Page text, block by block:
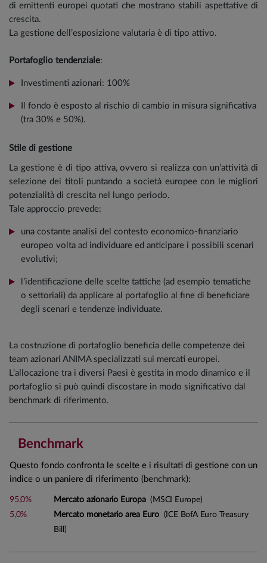
di emittenti europei quotati che mostrano stabili aspettative di
crescita.
La gestione dell’esposizione valutaria è di tipo attivo.
Portafoglio tendenziale:
Investimenti azionari: 100%
Il fondo è esposto al rischio di cambio in misura significativa
(tra 30% e 50%).
Stile di gestione
La gestione è di tipo attiva, ovvero si realizza con un’attività di
selezione dei titoli puntando a società europee con le migliori
potenzialità di crescita nel lungo periodo.
Tale approccio prevede:
una costante analisi del contesto economico-finanziario
europeo volta ad individuare ed anticipare i possibili scenari
evolutivi;
l’identificazione delle scelte tattiche (ad esempio tematiche
o settoriali) da applicare al portafoglio al fine di beneficiare
degli scenari e tendenze individuate.
La costruzione di portafoglio beneficia delle competenze dei
team azionari ANIMA specializzati sui mercati europei.
L’allocazione tra i diversi Paesi è gestita in modo dinamico e il
portafoglio si può quindi discostare in modo significativo dal
benchmark di riferimento.
Benchmark
Questo fondo confronta le scelte e i risultati di gestione con un
indice o un paniere di riferimento (benchmark):
95,0% Mercato azionario Europa(MSCI Europe)
5,0%
Mercato monetario area Euro (ICE BofA Euro Treasury
Bill)